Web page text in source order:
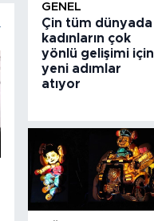
GENEL
Çin tüm dünyada
kadınların çok
yönlü gelişimi için
yeni adımlar
atıyor